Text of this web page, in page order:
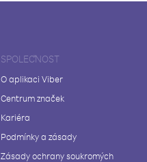
SPOLEČNOST
O aplikaci Viber
Centrum značek
Kariéra
Podmínky a zásady
Zásady ochrany soukromých